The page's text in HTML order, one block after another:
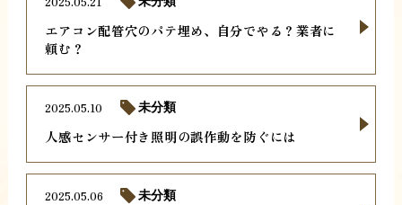
エアコン配管穴のパテ埋め、自分でやる？業者に
頼む？
人感センサー付き照明の誤作動を防ぐには
2025.05.10 未分類
2025.05.06 未分類